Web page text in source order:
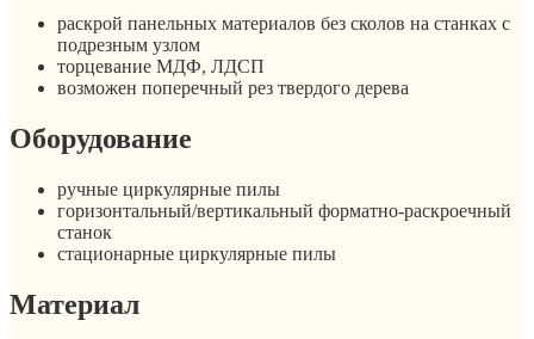
раскрой панельных материалов без сколов на станках с
подрезным узлом
торцевание МДФ, ЛДСП
возможен поперечный рез твердого дерева
Оборудование
ручные циркулярные пилы
горизонтальный/вертикальный форматно-раскроечный
станок
стационарные циркулярные пилы
Материал